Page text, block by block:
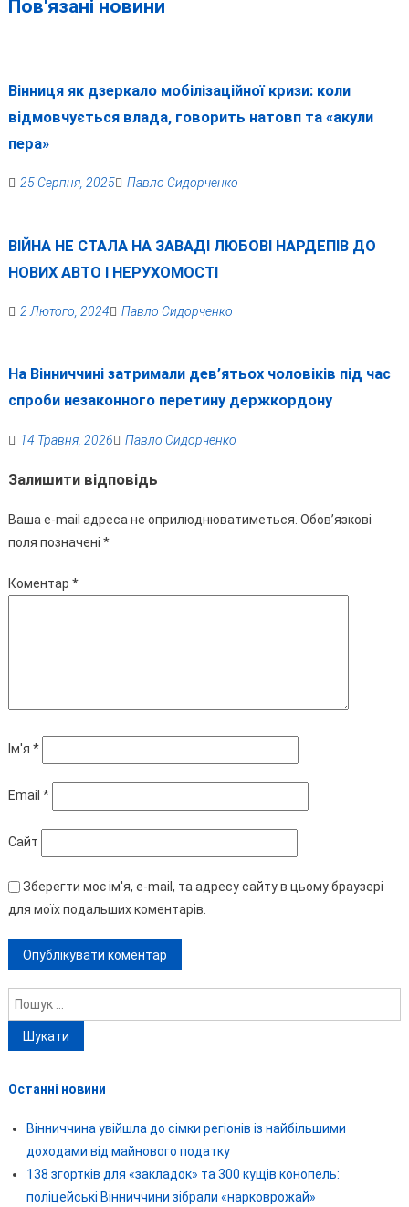
Пов'язані новини
Вінниця як дзеркало мобілізаційної кризи: коли
відмовчується влада, говорить натовп та «акули
пера»
25 Серпня, 2025 Павло Сидорченко
ВІЙНА НЕ СТАЛА НА ЗАВАДІ ЛЮБОВІ НАРДЕПІВ ДО
НОВИХ АВТО І НЕРУХОМОСТІ
2 Лютого, 2024 Павло Сидорченко
На Вінниччині затримали дев’ятьох чоловіків під час
спроби незаконного перетину держкордону
14 Травня, 2026 Павло Сидорченко
Залишити відповідь
Ваша e-mail адреса не оприлюднюватиметься. Обов’язкові
поля позначені *
Коментар *
Ім'я *
Email *
Сайт
Зберегти моє ім'я, e-mail, та адресу сайту в цьому браузері
для моїх подальших коментарів.
Пошук:
Останні новини
Вінниччина увійшла до сімки регіонів із найбільшими
доходами від майнового податку
138 згортків для «закладок» та 300 кущів конопель:
поліцейські Вінниччини зібрали «нарковрожай»